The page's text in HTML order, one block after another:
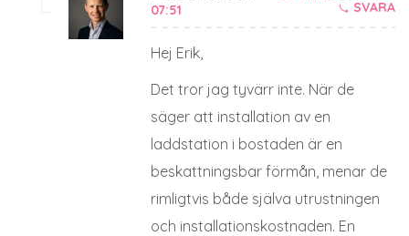
07:51
SVARA
Hej Erik,
Det tror jag tyvärr inte. När de
säger att installation av en
laddstation i bostaden är en
beskattningsbar förmån, menar de
rimligtvis både själva utrustningen
och installationskostnaden. En